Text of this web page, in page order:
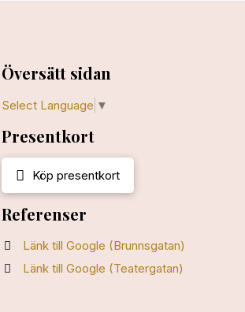
Översätt sidan
Select Language ▼
Presentkort
Köp presentkort
Referenser
Länk till Google (Brunnsgatan)
Länk till Google (Teatergatan)